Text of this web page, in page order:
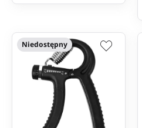
Niedostępny